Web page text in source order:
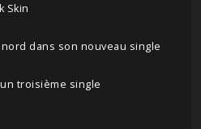
Skin
dans son nouveau single
troisième single